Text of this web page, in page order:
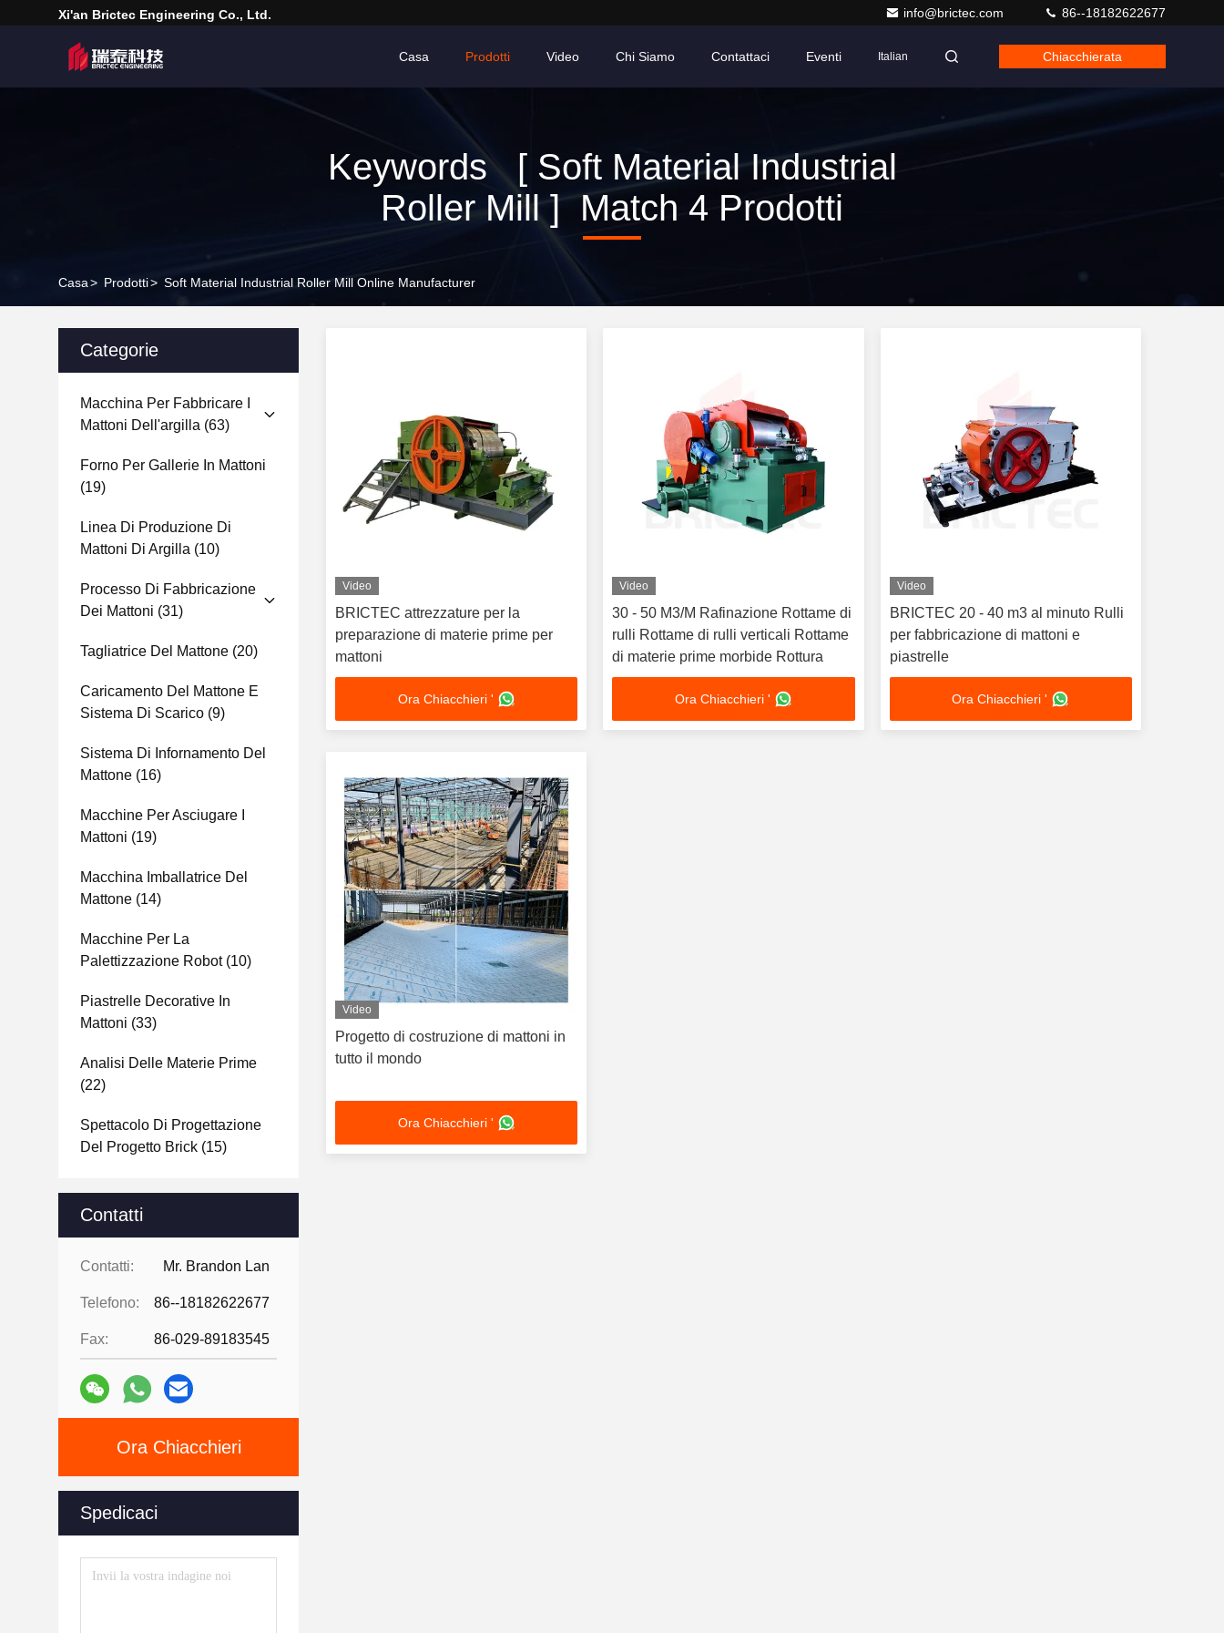
Xi'an Brictec Engineering Co., Ltd. info@brictec.com 86--18182622677
Casa Prodotti Video Chi Siamo Contattaci Eventi Italian Chiacchierata
Keywords [ Soft Material Industrial
Roller Mill ] Match 4 Prodotti
Casa> Prodotti> Soft Material Industrial Roller Mill Online Manufacturer
Categorie
Macchina Per Fabbricare I
Mattoni Dell'argilla (63)
Forno Per Gallerie In Mattoni
(19)
Linea Di Produzione Di
Mattoni Di Argilla (10)
Processo Di Fabbricazione
Dei Mattoni (31)
Tagliatrice Del Mattone (20)
Caricamento Del Mattone E
Sistema Di Scarico (9)
Sistema Di Infornamento Del
Mattone (16)
Macchine Per Asciugare I
Mattoni (19)
Macchina Imballatrice Del
Mattone (14)
Macchine Per La
Palettizzazione Robot(10)
Piastrelle Decorative In
Mattoni (33)
Analisi Delle Materie Prime
(22)
Spettacolo Di Progettazione
Del Progetto Brick (15)
Contatti
Contatti: Mr. Brandon Lan
Telefono: 86--18182622677
Fax: 86-029-89183545
Ora Chiacchieri
Spedicaci
Video
BRICTEC attrezzature per la
preparazione di materie prime per
mattoni
Ora Chiacchieri '
Video
30 - 50 M3/M Rafinazione Rottame di
rulli Rottame di rulli verticali Rottame
di materie prime morbide Rottura
Ora Chiacchieri '
Video
BRICTEC 20 - 40 m3 al minuto Rulli
per fabbricazione di mattoni e
piastrelle
Ora Chiacchieri '
Video
Progetto di costruzione di mattoni in
tutto il mondo
Ora Chiacchieri '